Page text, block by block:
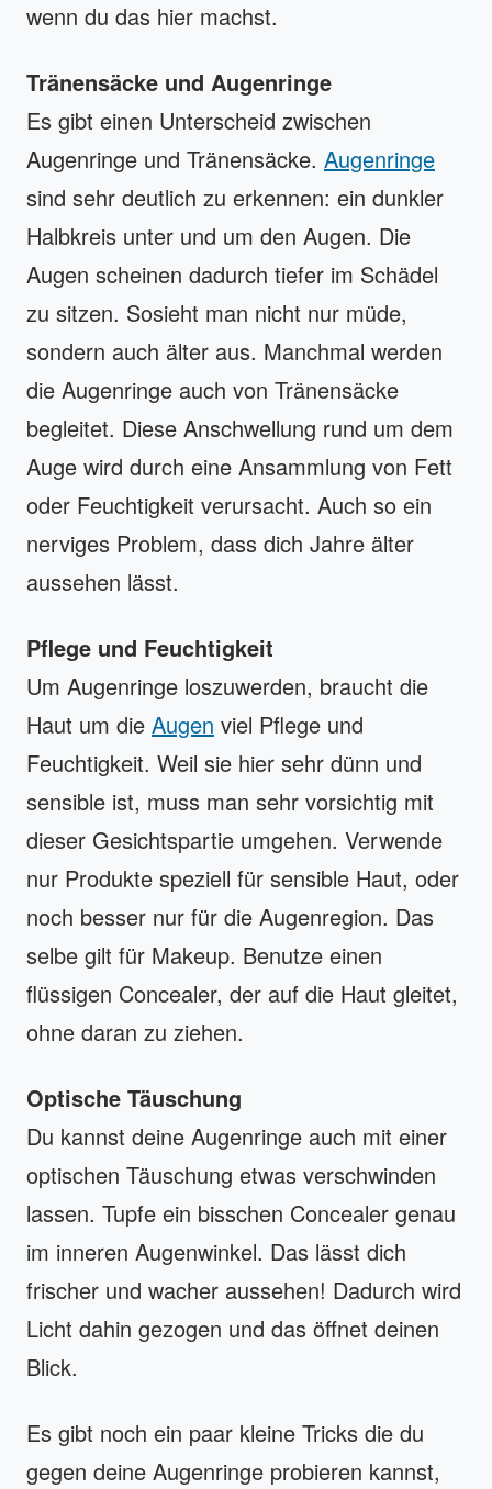
wenn du das hier machst.
Tränensäcke und Augenringe
Es gibt einen Unterscheid zwischen
Augenringe und Tränensäcke. Augenringe
sind sehr deutlich zu erkennen: ein dunkler
Halbkreis unter und um den Augen. Die
Augen scheinen dadurch tiefer im Schädel
zu sitzen. Sosieht man nicht nur müde,
sondern auch älter aus. Manchmal werden
die Augenringe auch von Tränensäcke
begleitet. Diese Anschwellung rund um dem
Auge wird durch eine Ansammlung von Fett
oder Feuchtigkeit verursacht. Auch so ein
nerviges Problem, dass dich Jahre älter
aussehen lässt.
Pflege und Feuchtigkeit
Um Augenringe loszuwerden, braucht die
Haut um die Augen viel Pflege und
Feuchtigkeit. Weil sie hier sehr dünn und
sensible ist, muss man sehr vorsichtig mit
dieser Gesichtspartie umgehen. Verwende
nur Produkte speziell für sensible Haut, oder
noch besser nur für die Augenregion. Das
selbe gilt für Makeup. Benutze einen
flüssigen Concealer, der auf die Haut gleitet,
ohne daran zu ziehen.
Optische Täuschung
Du kannst deine Augenringe auch mit einer
optischen Täuschung etwas verschwinden
lassen. Tupfe ein bisschen Concealer genau
im inneren Augenwinkel. Das lässt dich
frischer und wacher aussehen! Dadurch wird
Licht dahin gezogen und das öffnet deinen
Blick.
Es gibt noch ein paar kleine Tricks die du
gegen deine Augenringe probieren kannst,